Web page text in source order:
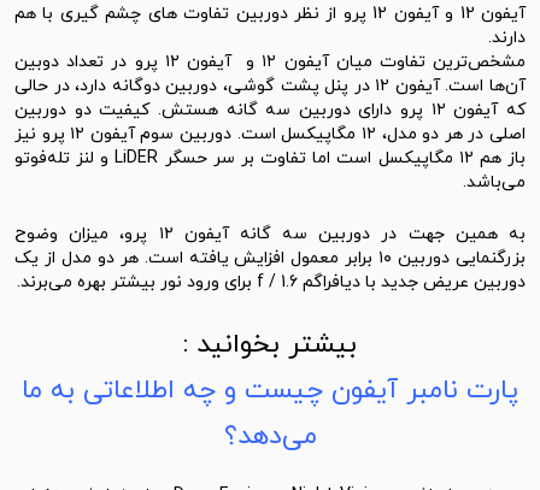
آیفون 12 و آیفون 12 پرو از نظر دوربین تفاوت های چشم گیری با هم
دارند.
مشخص‌ترین تفاوت میان آیفون‌ ۱۲ و آیفون ۱۲ پرو در تعداد دوبین
آن‌ها است. آیفون ۱۲ در پنل پشت گوشی، دوربین دوگانه دارد، در حالی
که آیفون ۱۲ پرو دارای دوربین سه گانه هستش. کیفیت دو دوربین
اصلی در هر دو مدل، ۱۲ مگاپیکسل است. دوربین سوم آیفون ۱۲ پرو نیز
باز هم ۱۲ مگاپیکسل است اما تفاوت بر سر حسگر LiDER و لنز تله‌فوتو
می‌باشد.
به همین جهت در دوربین‌ سه گانه آیفون ۱۲ پرو، میزان وضوح
بزرگنمایی دوربین ۱۰ برابر معمول افزایش یافته است. هر دو مدل از یک
دوربین عریض جدید با دیافراگم f / 1.6 برای ورود نور بیشتر بهره می‌برند.
بیشتر بخوانید :
پارت نامبر آیفون چیست و چه اطلاعاتی به ما
می‌دهد؟